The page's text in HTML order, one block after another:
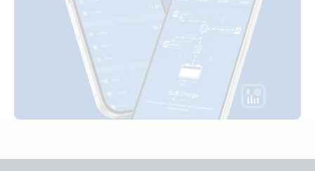
ISO9001 certificate
MD Blue Smart IP67 Charger 12/13(1) 230V CEE 7/7